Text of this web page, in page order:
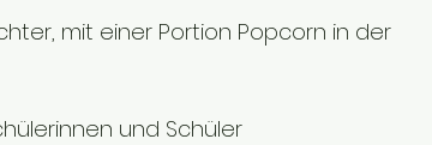
mit einer Portion Popcorn in der
und Schüler